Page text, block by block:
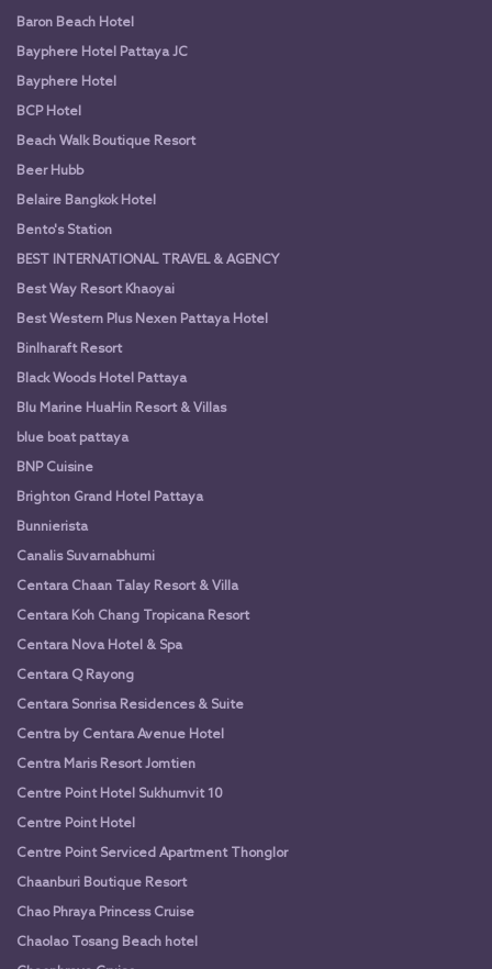
Baron Beach Hotel
Bayphere Hotel Pattaya JC
Bayphere Hotel
BCP Hotel
Beach Walk Boutique Resort
Beer Hubb
Belaire Bangkok Hotel
Bento's Station
BEST INTERNATIONAL TRAVEL & AGENCY
Best Way Resort Khaoyai
Best Western Plus Nexen Pattaya Hotel
Binlharaft Resort
Black Woods Hotel Pattaya
Blu Marine HuaHin Resort & Villas
blue boat pattaya
BNP Cuisine
Brighton Grand Hotel Pattaya
Bunnierista
Canalis Suvarnabhumi
Centara Chaan Talay Resort & Villa
Centara Koh Chang Tropicana Resort
Centara Nova Hotel & Spa
Centara Q Rayong
Centara Sonrisa Residences & Suite
Centra by Centara Avenue Hotel
Centra Maris Resort Jomtien
Centre Point Hotel Sukhumvit 10
Centre Point Hotel
Centre Point Serviced Apartment Thonglor
Chaanburi Boutique Resort
Chao Phraya Princess Cruise
Chaolao Tosang Beach hotel